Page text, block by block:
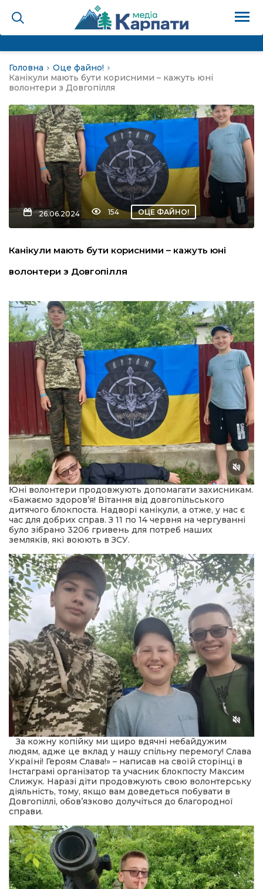
голос гірського
вісті
голос гірського краю
умови придбання
та контакти
Головна
Оце файно!
Канікули мають бути корисними – кажуть юні
волонтери з Довгопілля
26.06.2024 154 ОЦЕ ФАЙНО!
Канікули мають бути корисними – кажуть юні
волонтери з Довгопілля
Юні волонтери продовжують допомагати захисникам.
«Бажаємо здоров’я! Вітання від довгопільського
дитячого блокпоста. Надворі канікули, а отже, у нас є
час для добрих справ. З 11 по 14 червня на чергуванні
було зібрано 3206 гривень для потреб наших
земляків, які воюють в ЗСУ.
За кожну копійку ми щиро вдячні небайдужим
людям, адже це вклад у нашу спільну перемогу! Слава
Україні! Героям Слава!» – написав на своїй сторінці в
Інстаграмі організатор та учасник блокпосту Максим
Слижук. Наразі діти продовжують свою волонтерську
діяльність, тому, якщо вам доведеться побувати в
Довгопіллі, обов’язково долучіться до благородної
справи.